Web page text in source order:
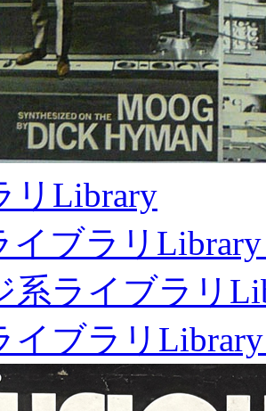
リ Library
イブラリ
系ライブラリ
イブラリ